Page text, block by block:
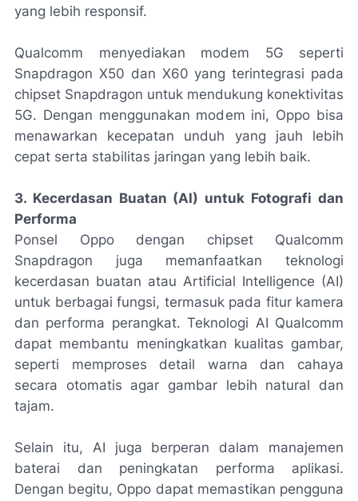
yang lebih responsif.
Qualcomm menyediakan modem 5G seperti
Snapdragon X50 dan X60 yang terintegrasi pada
chipset Snapdragon untuk mendukung konektivitas
5G. Dengan menggunakan modem ini, Oppo bisa
menawarkan kecepatan unduh yang jauh lebih
cepat serta stabilitas jaringan yang lebih baik.
3. Kecerdasan Buatan (AI) untuk Fotografi dan
Performa
Ponsel Oppo dengan chipset Qualcomm
Snapdragon juga memanfaatkan teknologi
kecerdasan buatan atau Artificial Intelligence (AI)
untuk berbagai fungsi, termasuk pada fitur kamera
dan performa perangkat. Teknologi AI Qualcomm
dapat membantu meningkatkan kualitas gambar,
seperti memproses detail warna dan cahaya
secara otomatis agar gambar lebih natural dan
tajam.
Selain itu, AI juga berperan dalam manajemen
baterai dan peningkatan performa aplikasi.
Dengan begitu, Oppo dapat memastikan pengguna